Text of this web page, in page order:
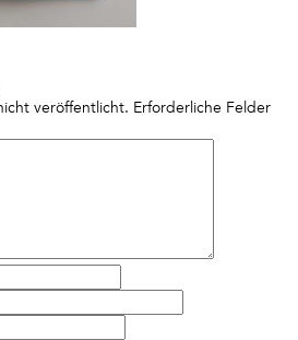
veröffentlicht. Erforderliche Felder